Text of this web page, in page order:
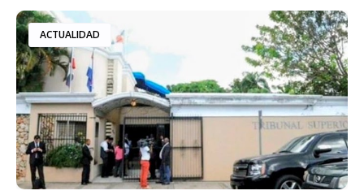
ACTUALIDAD